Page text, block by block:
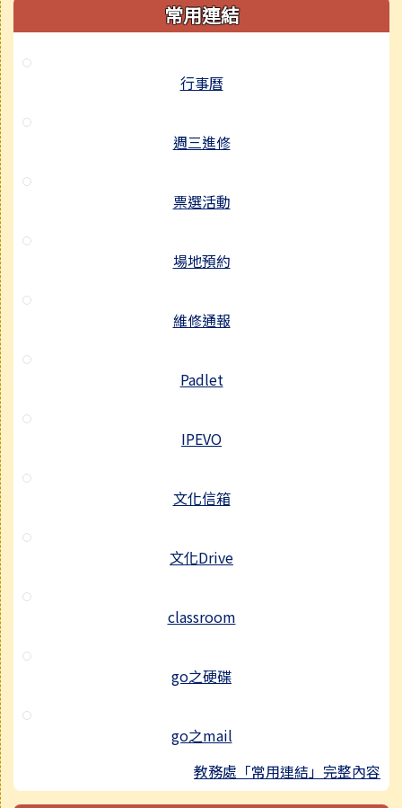
常用連結
行事曆
週三進修
票選活動
場地預約
維修通報
Padlet
IPEVO
文化信箱
文化Drive
classroom
go之硬碟
go之mail
教務處「常用連結」完整內容